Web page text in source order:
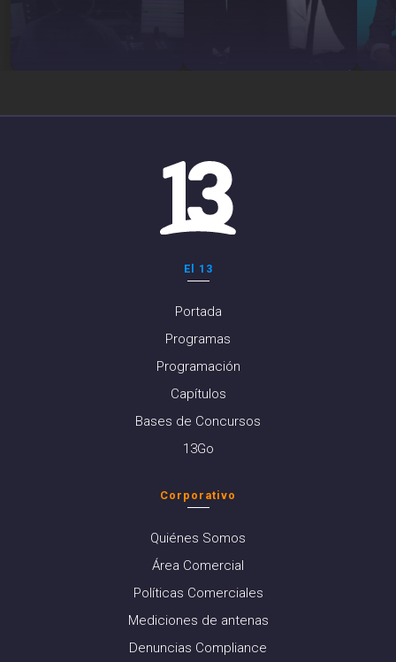
El 13
Portada
Programas
Programación
Capítulos
Bases de Concursos
13Go
Corporativo
Quiénes Somos
Área Comercial
Políticas Comerciales
Mediciones de antenas
Denuncias Compliance